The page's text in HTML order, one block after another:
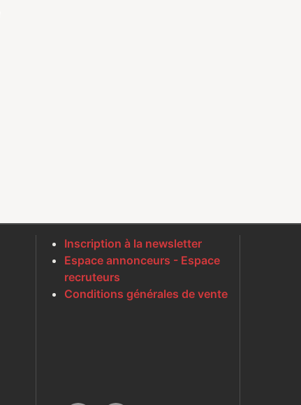
Inscription à la newsletter
Espace annonceurs - Espace
recruteurs
Conditions générales de vente